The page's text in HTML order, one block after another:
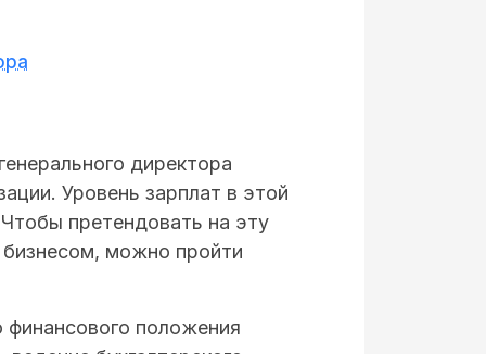
директора
Уровень зарплат в этой
претендовать на эту
можно пройти
финансового положения